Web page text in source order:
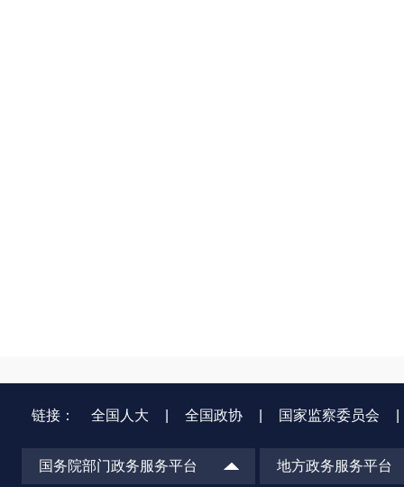
链接： 全国人大 全国政协 国家监察委员会
国务院部门政务服务平台 地方政务服务平台